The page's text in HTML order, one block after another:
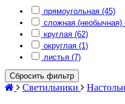
прямоугольная (45)
сложная (необычная)
круглая (62)
округлая (1)
листья (7)
Сбросить фильтр
Светильники